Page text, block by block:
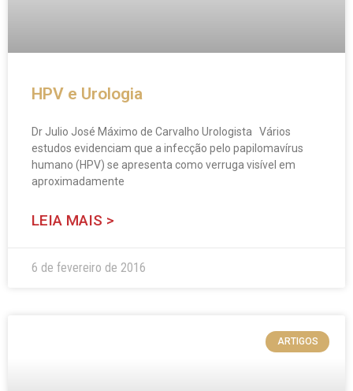
HPV e Urologia
Dr Julio José Máximo de Carvalho Urologista Vários
estudos evidenciam que a infecção pelo papilomavírus
humano (HPV) se apresenta como verruga visível em
aproximadamente
LEIA MAIS >
6 de fevereiro de 2016
ARTIGOS